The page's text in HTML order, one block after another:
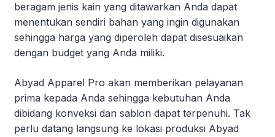
beragam jenis kain yang ditawarkan Anda dapat
menentukan sendiri bahan yang ingin digunakan
sehingga harga yang diperoleh dapat disesuaikan
dengan budget yang Anda miliki.
Abyad Apparel Pro akan memberikan pelayanan
prima kepada Anda sehingga kebutuhan Anda
dibidang konveksi dan sablon dapat terpenuhi. Tak
perlu datang langsung ke lokasi produksi Abyad